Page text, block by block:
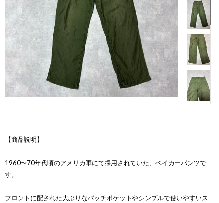
【商品説明】
1960〜70年代頃のアメリカ軍にて採用されていた、ベイカーパンツで
す。
フロントに配された大ぶりなパッチポケットやシンプルで使いやすいス